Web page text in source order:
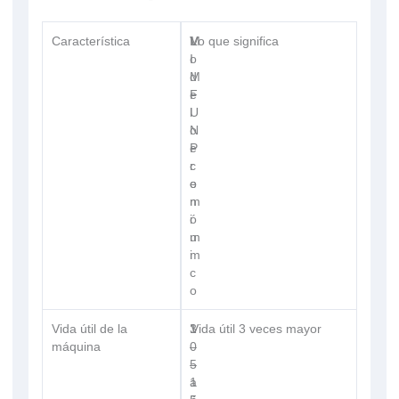
Característica
M
o
d
e
l
o
e
c
o
n
ó
m
i
c
o
V
I
M
F
U
N
P
r
e
m
i
u
m
Lo que significa
Vida útil de la
máquina
3
–
5
a
1
0
–
1
Vida útil 3 veces mayor